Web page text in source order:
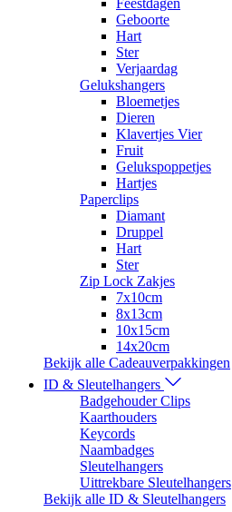
Feestdagen
Geboorte
Hart
Ster
Verjaardag
Gelukshangers
Bloemetjes
Dieren
Klavertjes Vier
Fruit
Gelukspoppetjes
Hartjes
Paperclips
Diamant
Druppel
Hart
Ster
Zip Lock Zakjes
7x10cm
8x13cm
10x15cm
14x20cm
Bekijk alle Cadeauverpakkingen
ID & Sleutelhangers
Badgehouder Clips
Kaarthouders
Keycords
Naambadges
Sleutelhangers
Uittrekbare Sleutelhangers
Bekijk alle ID & Sleutelhangers